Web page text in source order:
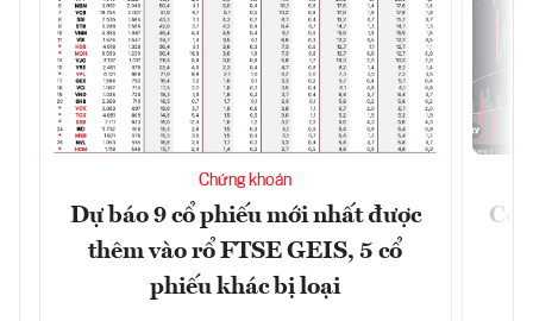
Chứng khoán
Dự báo 9 cổ phiếu mới nhất được
thêm vào rổ FTSE GEIS, 5 cổ
phiếu khác bị loại
Có